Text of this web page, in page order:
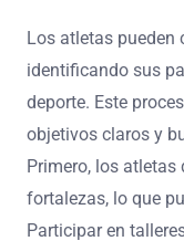
Los atletas pueden
identificando sus
deporte. Este
objetivos claros y
Primero, los atletas
fortalezas, lo que
Participar en